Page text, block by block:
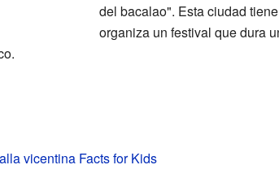
del bacalao". Esta ciudad
organiza un festival que dura
vicentina Facts for Kids